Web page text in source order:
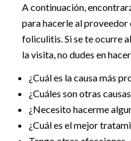
A continuación,
para hacerle al
foliculitis. Si se te ocurre
la visita, no dudes en
¿Cuál es la causa más
¿Cuáles son otras
¿Necesito hacerme
¿Cuál es el mejor